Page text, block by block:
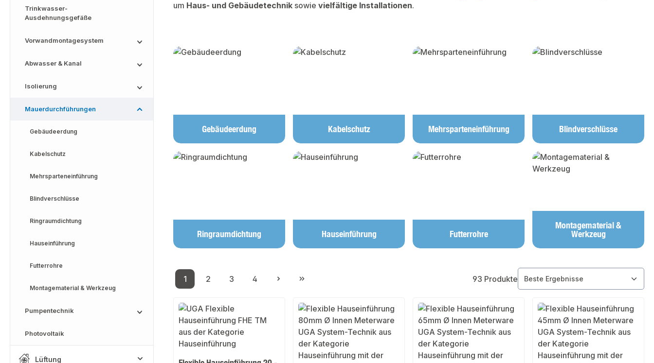
Trinkwasser-
Ausdehnungsgefäße
Vorwandmontagesystem
Abwasser & Kanal
Isolierung
Mauerdurchführungen
Gebäudeerdung
Kabelschutz
Mehrsparteneinführung
Blindverschlüsse
Ringraumdichtung
Hauseinführung
Futterrohre
Montagematerial & Werkzeug
Pumpentechnik
Photovoltaik
Lüftung
um Haus- und Gebäudetechnik sowie vielfältige Installationen.
Kategoriegalerie überspringen
Gebäudeerdung Kabelschutz Mehrsparteneinführung Blindverschlüsse
Ringraumdichtung Hauseinführung Futterrohre
Montagematerial &
Werkzeug
Seite
1
Seite
2
Seite
3
Seite
4 93 Produkte